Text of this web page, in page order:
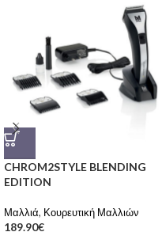
CHROM2STYLE BLENDING
EDITION
Μαλλιά, Κουρευτική Μαλλιών
189.90€